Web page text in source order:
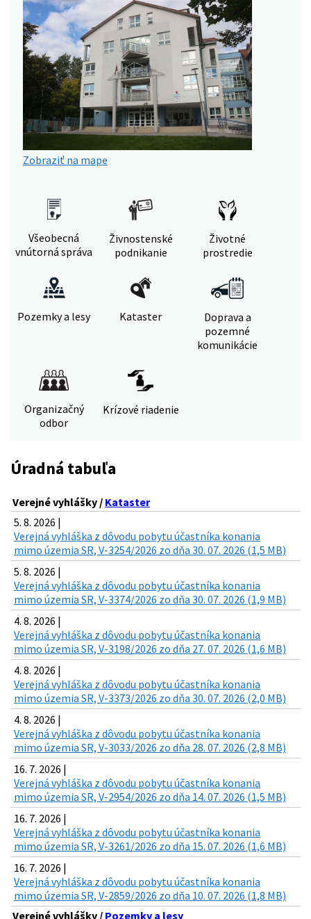
Zobraziť na mape
Všeobecná
vnútorná správa
Živnostenské
podnikanie
Životné
prostredie
Pozemky a lesy Kataster
Doprava a
pozemné
komunikácie
Organizačný
odbor
Krízové riadenie
Úradná tabuľa
Verejné vyhlášky / Kataster
5. 8. 2026 |
Verejná vyhláška z dôvodu pobytu účastníka konania
mimo územia SR, V-3254/2026 zo dňa 30. 07. 2026 (1,5 MB)
5. 8. 2026 |
Verejná vyhláška z dôvodu pobytu účastníka konania
mimo územia SR, V-3374/2026 zo dňa 30. 07. 2026 (1,9 MB)
4. 8. 2026 |
Verejná vyhláška z dôvodu pobytu účastníka konania
mimo územia SR, V-3198/2026 zo dňa 27. 07. 2026 (1,6 MB)
4. 8. 2026 |
Verejná vyhláška z dôvodu pobytu účastníka konania
mimo územia SR, V-3373/2026 zo dňa 30. 07. 2026 (2,0 MB)
4. 8. 2026 |
Verejná vyhláška z dôvodu pobytu účastníka konania
mimo územia SR, V-3033/2026 zo dňa 28. 07. 2026 (2,8 MB)
16. 7. 2026 |
Verejná vyhláška z dôvodu pobytu účastníka konania
mimo územia SR, V-2954/2026 zo dňa 14. 07. 2026 (1,5 MB)
16. 7. 2026 |
Verejná vyhláška z dôvodu pobytu účastníka konania
mimo územia SR, V-3261/2026 zo dňa 15. 07. 2026 (1,6 MB)
16. 7. 2026 |
Verejná vyhláška z dôvodu pobytu účastníka konania
mimo územia SR, V-2859/2026 zo dňa 10. 07. 2026 (1,8 MB)
Verejné vyhlášky / Pozemky a lesy